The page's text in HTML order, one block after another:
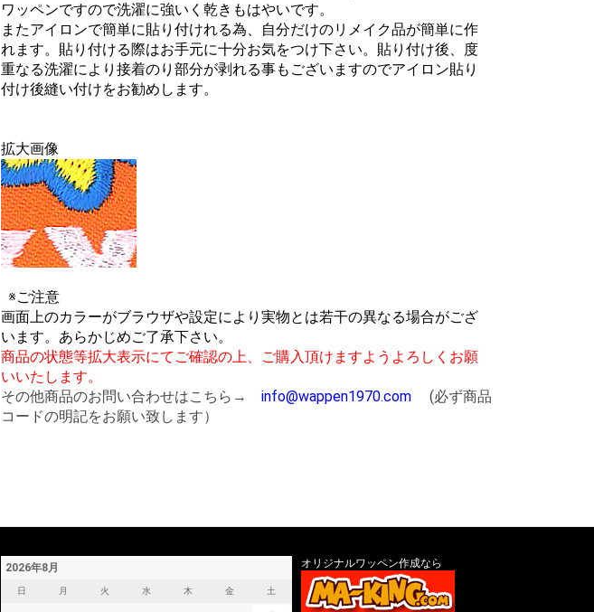
ワッペンですので洗濯に強いく乾きもはやいです。
またアイロンで簡単に貼り付けれる為、自分だけのリメイク品が簡単に作
れます。貼り付ける際はお手元に十分お気をつけ下さい。貼り付け後、度
重なる洗濯により接着のり部分が剥れる事もございますのでアイロン貼り
付け後縫い付けをお勧めします。
拡大画像
※ご注意
画面上のカラーがブラウザや設定により実物とは若干の異なる場合がござ
います。あらかじめご了承下さい。
商品の状態等拡大表示にてご確認の上、ご購入頂けますようよろしくお願
いいたします。
その他商品のお問い合わせはこちら→ info@wappen1970.com (必ず商品
コードの明記をお願い致します）
2026年8月
日 月 火 水 木 金 土
オリジナルワッペン作成なら